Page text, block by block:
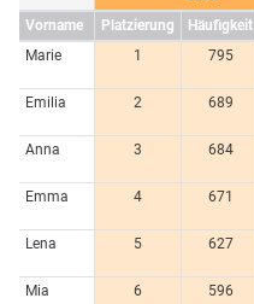
Vorname
Platzierung Häufigkeit
Marie
1 795
Emilia
2 689
Anna
3 684
Emma
4 671
Lena
5 627
Mia
6 596